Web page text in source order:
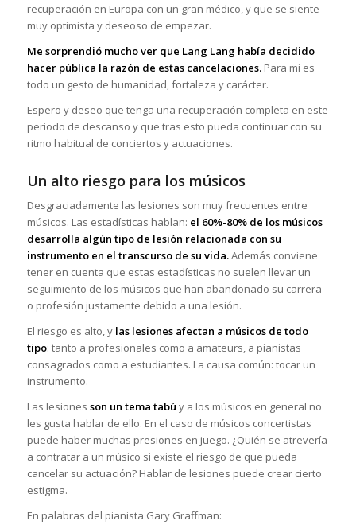
recuperación en Europa con un gran médico, y que se siente
muy optimista y deseoso de empezar.
Me sorprendió mucho ver que Lang Lang había decidido
hacer pública la razón de estas cancelaciones.Para mi es
todo un gesto de humanidad, fortaleza y carácter.
Espero y deseo que tenga una recuperación completa en este
periodo de descanso y que tras esto pueda continuar con su
ritmo habitual de conciertos y actuaciones.
Un alto riesgo para los músicos
Desgraciadamente las lesiones son muy frecuentes entre
músicos. Las estadísticas hablan: el 60%-80% de los músicos
desarrolla algún tipo de lesión relacionada con su
instrumento en el transcurso de su vida.Además conviene
tener en cuenta que estas estadísticas no suelen llevar un
seguimiento de los músicos que han abandonado su carrera
o profesión justamente debido a una lesión.
El riesgo es alto, y las lesiones afectan a músicos de todo
tipo: tanto a profesionales como a amateurs, a pianistas
consagrados como a estudiantes. La causa común: tocar un
instrumento.
Las lesiones son un tema tabú y a los músicos en general no
les gusta hablar de ello. En el caso de músicos concertistas
puede haber muchas presiones en juego. ¿Quién se atrevería
a contratar a un músico si existe el riesgo de que pueda
cancelar su actuación? Hablar de lesiones puede crear cierto
estigma.
En palabras del pianista Gary Graffman: